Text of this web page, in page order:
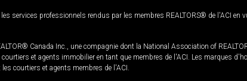
services professionnels rendus par les membres REALTORS® de l'ACI en
Canada Inc., une compagnie dont la National Association of
et agents immobilier en tant que membres de l'ACI. Les marques
courtiers et agents membres de l'ACI.